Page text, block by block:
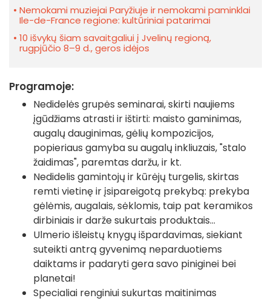
Nemokami muziejai Paryžiuje ir nemokami paminklai
Ile-de-France regione: kultūriniai patarimai
10 išvykų šiam savaitgaliui į Jvelinų regioną,
rugpjūčio 8–9 d., geros idėjos
Programoje:
Nedidelės grupės seminarai, skirti naujiems
įgūdžiams atrasti ir ištirti: maisto gaminimas,
augalų dauginimas, gėlių kompozicijos,
popieriaus gamyba su augalų inkliuzais, "stalo
žaidimas", paremtas daržu, ir kt.
Nedidelis gamintojų ir kūrėjų turgelis, skirtas
remti vietinę ir įsipareigotą prekybą: prekyba
gėlėmis, augalais, sėklomis, taip pat keramikos
dirbiniais ir darže sukurtais produktais...
Ulmerio išleistų knygų išpardavimas, siekiant
suteikti antrą gyvenimą neparduotiems
daiktams ir padaryti gera savo piniginei bei
planetai!
Specialiai renginiui sukurtas maitinimas